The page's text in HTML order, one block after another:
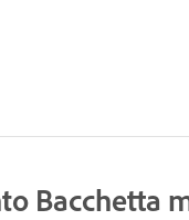
Bacchetta